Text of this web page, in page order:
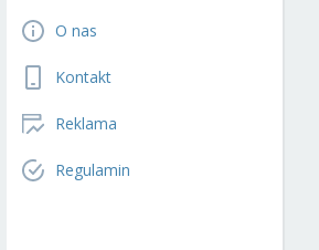
O nas
Kontakt
Reklama
Regulamin